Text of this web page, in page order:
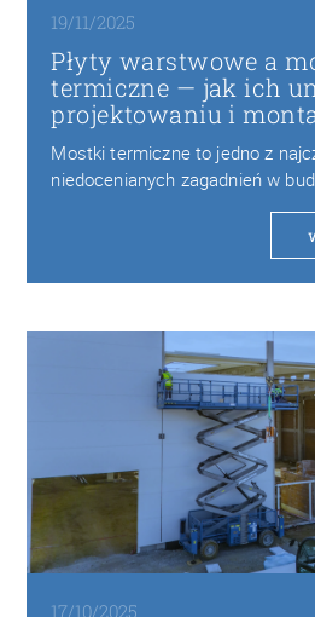
19/11/2025
Płyty warstwowe a
termiczne — jak ich
projektowaniu i
Mostki termiczne to jedno z
niedocenianych zagadnień w
przemysłowym. Choć
17/10/2025